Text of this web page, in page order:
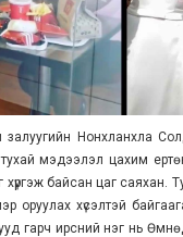
залуугийн Нонхланхла
мэдээлэл цахим
хүргэж байсан цаг саяхан.
оруулах хүсэлтэй
гарч ирсний нэг нь